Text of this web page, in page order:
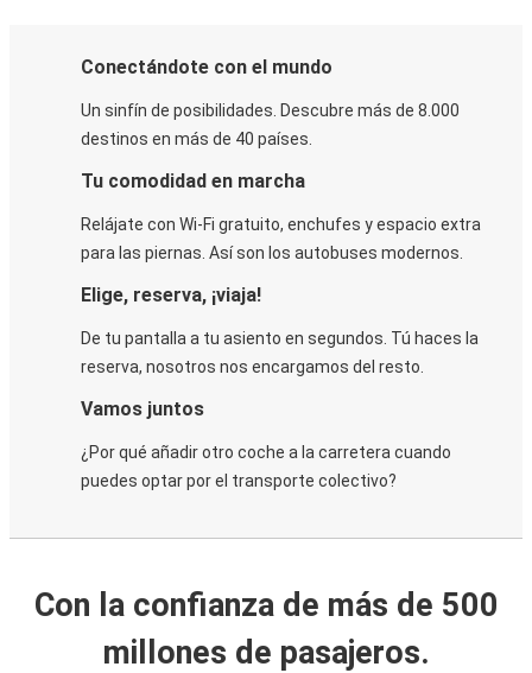
Conectándote con el mundo
Un sinfín de posibilidades. Descubre más de 8.000
destinos en más de 40 países.
Tu comodidad en marcha
Relájate con Wi-Fi gratuito, enchufes y espacio extra
para las piernas. Así son los autobuses modernos.
Elige, reserva, ¡viaja!
De tu pantalla a tu asiento en segundos. Tú haces la
reserva, nosotros nos encargamos del resto.
Vamos juntos
¿Por qué añadir otro coche a la carretera cuando
puedes optar por el transporte colectivo?
Con la confianza de más de 500
millones de pasajeros.